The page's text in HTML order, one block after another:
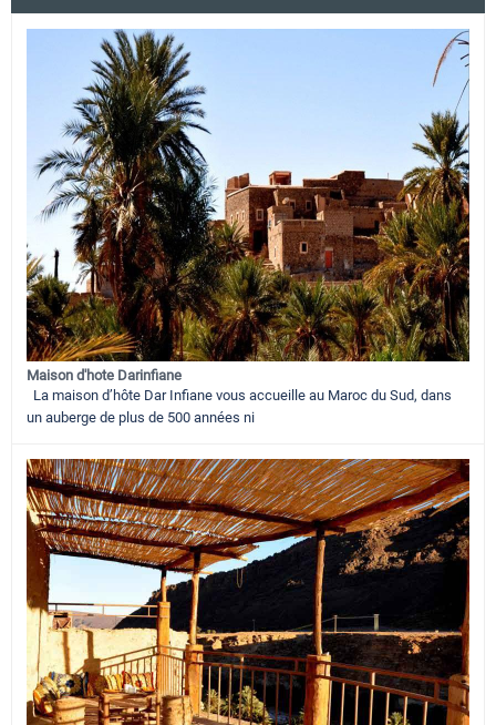
Maison d'hote Darinfiane
La maison d’hôte Dar Infiane vous accueille au Maroc du Sud, dans
un auberge de plus de 500 années ni